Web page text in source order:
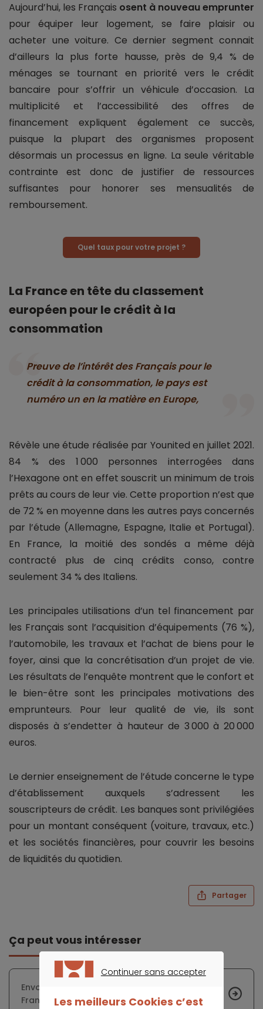
Aujourd’hui, les Français osent à nouveau emprunter
pour équiper leur logement, se faire plaisir ou
acheter une voiture. Ce dernier segment connait
d’ailleurs la plus forte hausse, près de 9,4 % de
ménages se tournant en priorité vers le crédit
bancaire pour s’offrir un véhicule d’occasion. La
multiplicité et l’accessibilité des offres de
financement expliquent également ce succès,
puisque la plupart des organismes proposent
désormais un processus en ligne. La seule véritable
contrainte est donc de justifier de ressources
suffisantes pour honorer ses mensualités de
remboursement.
Quel taux pour votre projet ?
La France en tête du classement
européen pour le crédit à la
consommation
Preuve de l’intérêt des Français pour le
crédit à la consommation, le pays est
numéro un en la matière en Europe,
Révèle une étude réalisée par Younited en juillet 2021.
84 % des 1 000 personnes interrogées dans
l’Hexagone ont en effet souscrit un minimum de trois
prêts au cours de leur vie. Cette proportion n’est que
de 72 % en moyenne dans les autres pays concernés
par l’étude (Allemagne, Espagne, Italie et Portugal).
En France, la moitié des sondés a même déjà
contracté plus de cinq crédits conso, contre
seulement 34 % des Italiens.
Les principales utilisations d’un tel financement par
les Français sont l’acquisition d’équipements (76 %),
l’automobile, les travaux et l’achat de biens pour le
foyer, ainsi que la concrétisation d’un projet de vie.
Les résultats de l’enquête montrent que le confort et
le bien-être sont les principales motivations des
emprunteurs. Pour leur qualité de vie, ils sont
disposés à s’endetter à hauteur de 3 000 à 20 000
euros.
Le dernier enseignement de l’étude concerne le type
d’établissement auxquels s’adressent les
souscripteurs de crédit. Les banques sont privilégiées
pour un montant conséquent (voiture, travaux, etc.)
et les sociétés financières, pour couvrir les besoins
de liquidités du quotidien.
Partager
Ça peut vous intéresser
Envolée des prix des terrains à bâtir en Île-de-
France
Continuer sans accepter
Les meilleurs Cookies c’est